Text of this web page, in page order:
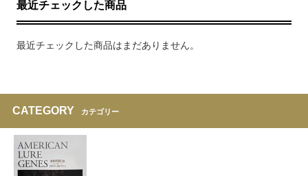
最近チェックした商品
最近チェックした商品はまだありません。
CATEGORY カテゴリー